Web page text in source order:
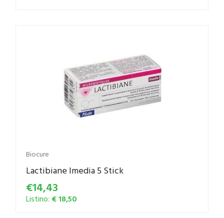
Biocure
Lactibiane Imedia 5 Stick
€14,43
Listino: € 18,50